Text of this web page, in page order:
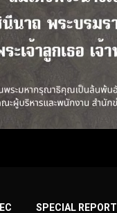
SPECIAL REPORT